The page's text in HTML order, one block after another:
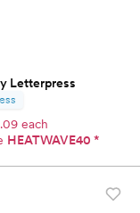
Letterpress
each
HEATWAVE40 *